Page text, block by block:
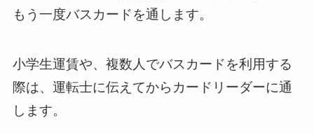
もう一度バスカードを通します。
小学生運賃や、複数人でバスカードを利用する
際は、運転士に伝えてからカードリーダーに通
します。